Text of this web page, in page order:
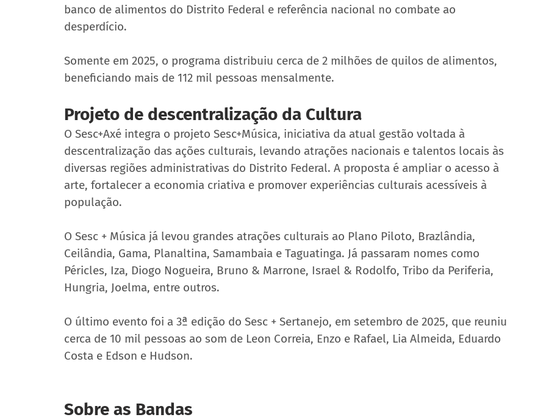
banco de alimentos do Distrito Federal e referência nacional no combate ao
desperdício.
Somente em 2025, o programa distribuiu cerca de 2 milhões de quilos de alimentos,
beneficiando mais de 112 mil pessoas mensalmente.
Projeto de descentralização da Cultura
O Sesc+Axé integra o projeto Sesc+Música, iniciativa da atual gestão voltada à
descentralização das ações culturais, levando atrações nacionais e talentos locais às
diversas regiões administrativas do Distrito Federal. A proposta é ampliar o acesso à
arte, fortalecer a economia criativa e promover experiências culturais acessíveis à
população.
O Sesc + Música já levou grandes atrações culturais ao Plano Piloto, Brazlândia,
Ceilândia, Gama, Planaltina, Samambaia e Taguatinga. Já passaram nomes como
Péricles, Iza, Diogo Nogueira, Bruno & Marrone, Israel & Rodolfo, Tribo da Periferia,
Hungria, Joelma, entre outros.
O último evento foi a 3ª edição do Sesc + Sertanejo, em setembro de 2025, que reuniu
cerca de 10 mil pessoas ao som de Leon Correia, Enzo e Rafael, Lia Almeida, Eduardo
Costa e Edson e Hudson.
Sobre as Bandas